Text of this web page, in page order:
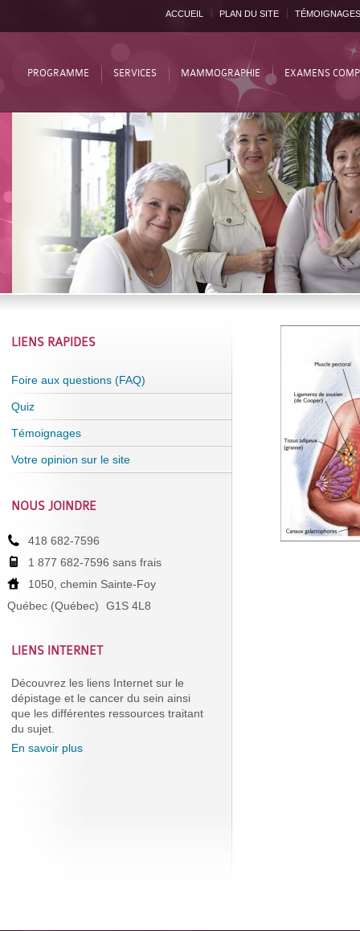
ACCUEIL PLAN DU SITE TÉMOIGNAGES
PROGRAMME SERVICES MAMMOGRAPHIE EXAMENS
LIENS RAPIDES
Foire aux questions (FAQ)
Quiz
Témoignages
Votre opinion sur le site
NOUS JOINDRE
418 682-7596
1 877 682-7596 sans frais
1050, chemin Sainte-Foy
Québec (Québec)
G1S 4L8
LIENS INTERNET
Découvrez les liens Internet sur le
dépistage et le cancer du sein ainsi
que les différentes ressources traitant
du sujet.
En savoir plus